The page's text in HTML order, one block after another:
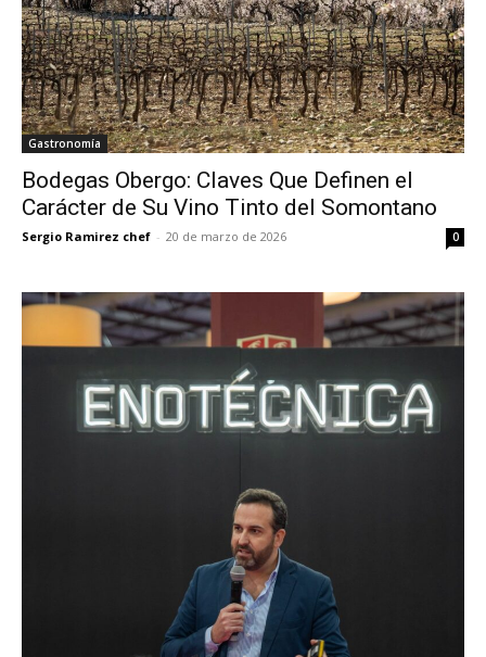
Gastronomía
Bodegas Obergo: Claves Que Definen el
Carácter de Su Vino Tinto del Somontano
Sergio Ramirez chef - 20 de marzo de 2026 0